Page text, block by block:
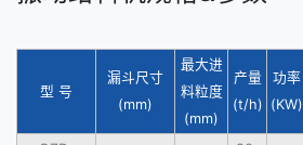
型 号
漏斗尺寸
(mm)
最大进
料粒度
(mm)
产量
(t/h)
功率
(KW)